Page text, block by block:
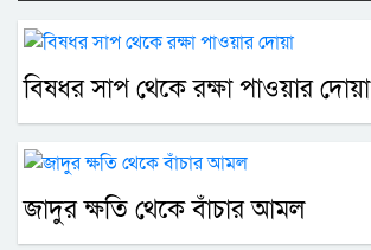
বিষধর সাপ থেকে রক্ষা পাওয়ার দোয়া
জাদুর ক্ষতি থেকে বাঁচার আমল